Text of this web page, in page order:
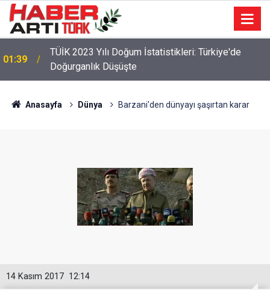
01:39
TÜİK 2023 Yılı Doğum İstatistikleri: Türkiye'de
Doğurganlık Düşüşte
Anasayfa Dünya Barzani'den dünyayı şaşırtan karar
12:14
14 Kasım 2017